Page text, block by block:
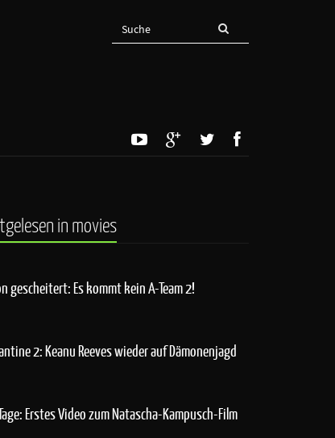
in movies
gescheitert: Es kommt kein A-Team 2!
2: Keanu Reeves wieder auf Dämonenjagd
Erstes Video zum Natascha-Kampusch-Film